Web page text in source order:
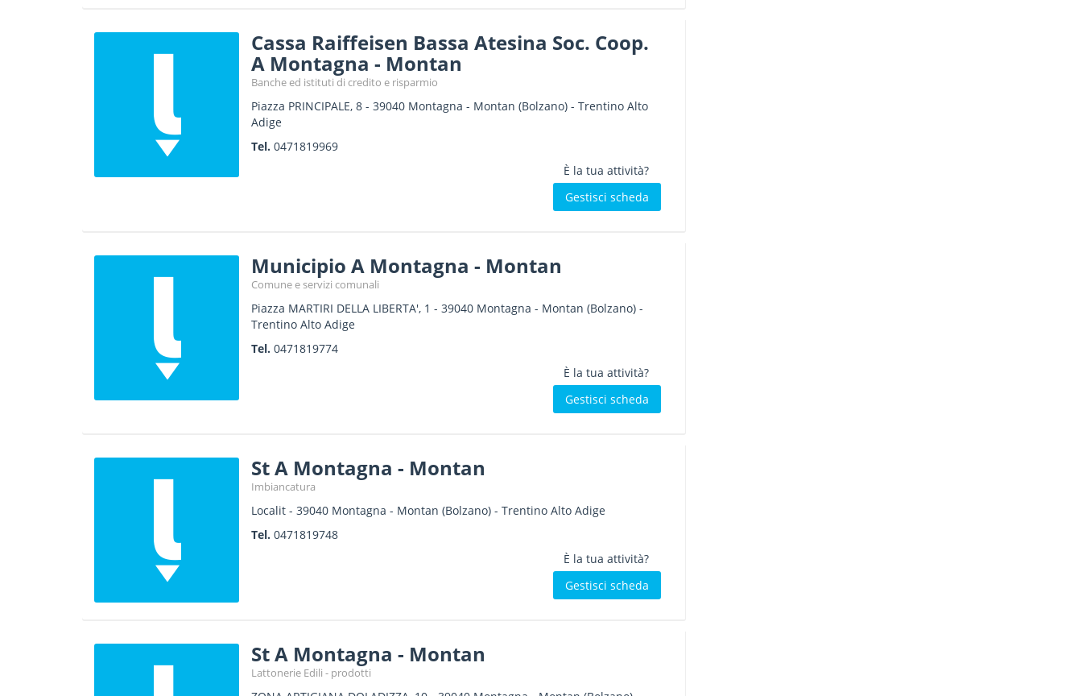
Cassa Raiffeisen Bassa Atesina Soc. Coop.
A Montagna - Montan
Banche ed istituti di credito e risparmio
Piazza PRINCIPALE, 8- 39040 Montagna - Montan (Bolzano) - Trentino Alto
Adige
Tel. 0471819969
È la tua attività?
Gestisci scheda
Municipio A Montagna - Montan
Comune e servizi comunali
Piazza MARTIRI DELLA LIBERTA', 1 - 39040 Montagna - Montan (Bolzano) -
Trentino Alto Adige
Tel. 0471819774
È la tua attività?
Gestisci scheda
St A Montagna - Montan
Imbiancatura
Localit- 39040 Montagna - Montan (Bolzano) - Trentino Alto Adige
Tel. 0471819748
È la tua attività?
Gestisci scheda
St A Montagna - Montan
Lattonerie Edili - prodotti